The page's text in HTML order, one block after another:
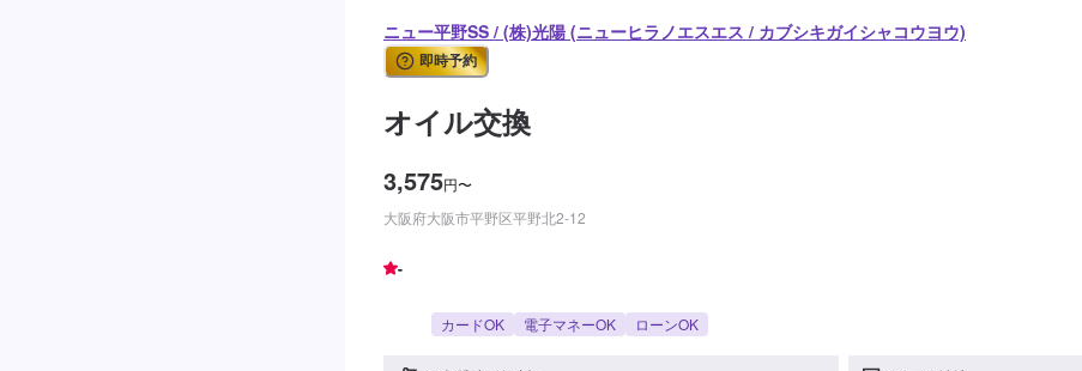
ニュー平野SS / (株)光陽 (ニューヒラノエスエス / カブシキガイシャコウヨウ)
即時予約
オイル交換
3,575円〜
大阪府大阪市平野区平野北2-12
-
カードOK 電子マネーOK ローンOK